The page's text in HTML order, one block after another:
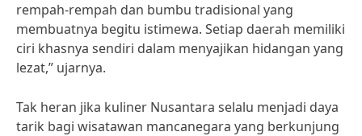
rempah-rempah dan bumbu tradisional yang
membuatnya begitu istimewa. Setiap daerah memiliki
ciri khasnya sendiri dalam menyajikan hidangan yang
lezat,” ujarnya.
Tak heran jika kuliner Nusantara selalu menjadi daya
tarik bagi wisatawan mancanegara yang berkunjung